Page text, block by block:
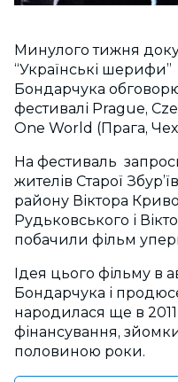
Минулого тижня
“Українські
Бондарчука
фестивалі Prague,
One World (Прага,
На фестиваль
жителів Старої
району Віктора
Рудьковського і
побачили фільм
Ідея цього фільму в
Бондарчука і
народилася ще в
фінансування,
половиною роки.